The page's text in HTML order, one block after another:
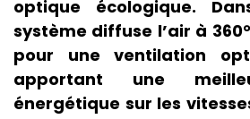
optique écologique.
système diffuse l’air à
pour une ventilation
apportant une
énergétique sur les